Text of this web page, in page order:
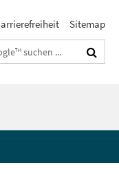
Sitemap